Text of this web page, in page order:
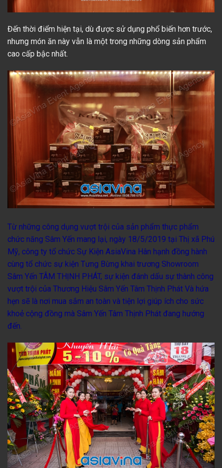
Đến thời điểm hiện tại, dù được sử dụng phổ biến hơn trước,
nhưng món ăn này vẫn là một trong những dòng sản phẩm
cao cấp bậc nhất.
Từ những công dụng vượt trội của sản phẩm thực phẩm
chức năng Sâm Yến mang lại, ngày 18/5/2019 tại Thị xã Phú
Mỹ, công ty tổ chức Sự Kiện AsiaVina Hân hạnh đồng hành
cùng tổ chức sự kiện Tưng Bừng khai trương Showroom
Sâm Yến TÂM THỊNH PHÁT, sự kiện đánh dấu sự thành công
vượt trội của Thương Hiệu Sâm Yến Tâm Thịnh Phát Và hứa
hẹn sẽ là nơi mua sắm an toàn và tiện lợi giúp ích cho sức
khoẻ cộng đồng mà Sâm Yến Tâm Thịnh Phát đang hướng
đến.